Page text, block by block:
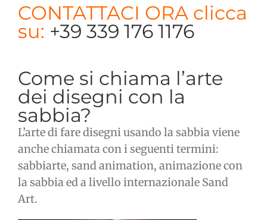
CONTATTACI ORA clicca
su: +39 339 176 1176
​Come si chiama l’arte
dei disegni con la
sabbia?
L’arte di fare disegni usando la sabbia viene
anche chiamata con i seguenti termini:
sabbiarte, sand animation, animazione con
la sabbia ed a livello internazionale Sand
Art.